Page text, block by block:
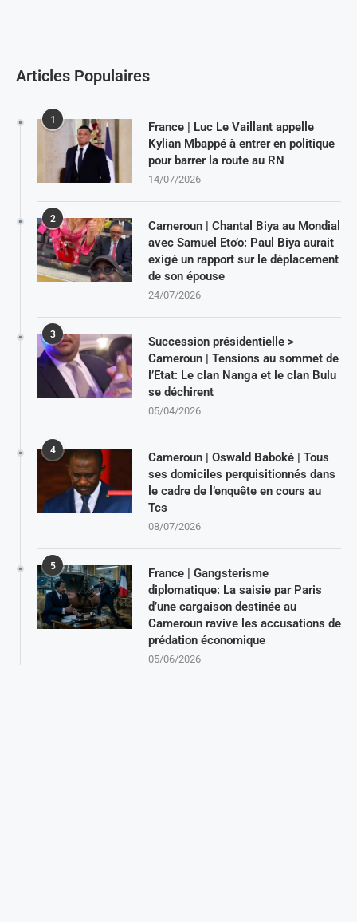
Articles Populaires
1
France | Luc Le Vaillant appelle
Kylian Mbappé à entrer en politique
pour barrer la route au RN
14/07/2026
2
Cameroun | Chantal Biya au Mondial
avec Samuel Eto’o: Paul Biya aurait
exigé un rapport sur le déplacement
de son épouse
24/07/2026
3
Succession présidentielle >
Cameroun | Tensions au sommet de
l’Etat: Le clan Nanga et le clan Bulu
se déchirent
05/04/2026
4
Cameroun | Oswald Baboké | Tous
ses domiciles perquisitionnés dans
le cadre de l’enquête en cours au
Tcs
08/07/2026
5
France | Gangsterisme
diplomatique: La saisie par Paris
d’une cargaison destinée au
Cameroun ravive les accusations de
prédation économique
05/06/2026